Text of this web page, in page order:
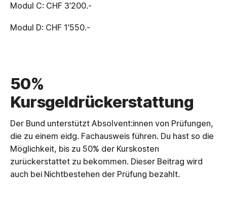
Modul C: CHF 3’200.-
Modul D: CHF 1’550.-
50%
Kursgeldrückerstattung
Der Bund unterstützt Absolvent:innen von Prüfungen,
die zu einem eidg. Fachausweis führen. Du hast so die
Möglichkeit, bis zu 50% der Kurskosten
zurückerstattet zu bekommen. Dieser Beitrag wird
auch bei Nichtbestehen der Prüfung bezahlt.